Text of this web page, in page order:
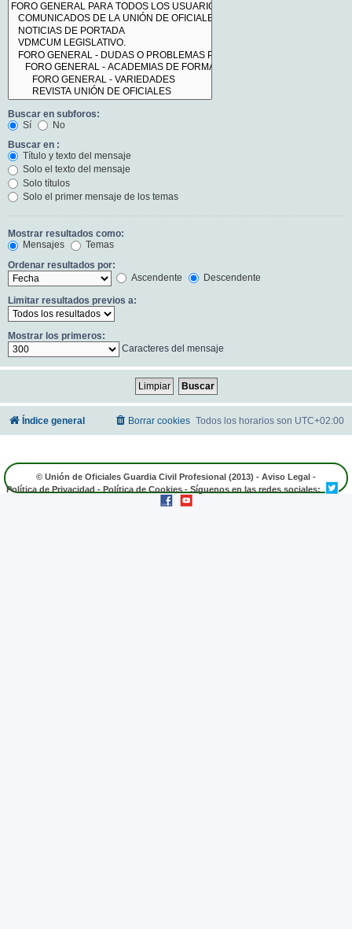
Buscar en subforos:
Sí
No
Buscar en :
Título y texto del mensaje
Solo el texto del mensaje
Solo títulos
Solo el primer mensaje de los temas
Mostrar resultados como:
Mensajes
Temas
Ordenar resultados por:
Ascendente
Descendente
Limitar resultados previos a:
Mostrar los primeros:
Caracteres del mensaje
Índice general Todos los horarios son UTC+02:00
Borrar cookies
© Unión de Oficiales Guardia Civil Profesional (2013) - Aviso Legal -
Política de Privacidad - Política de Cookies - Síguenos en las redes sociales: